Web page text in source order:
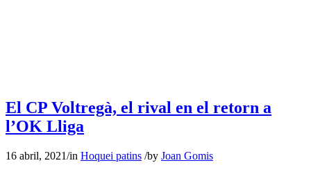
El CP Voltregà, el rival en el retorn a
l’OK Lliga
16 abril, 2021/in Hoquei patins /by Joan Gomis